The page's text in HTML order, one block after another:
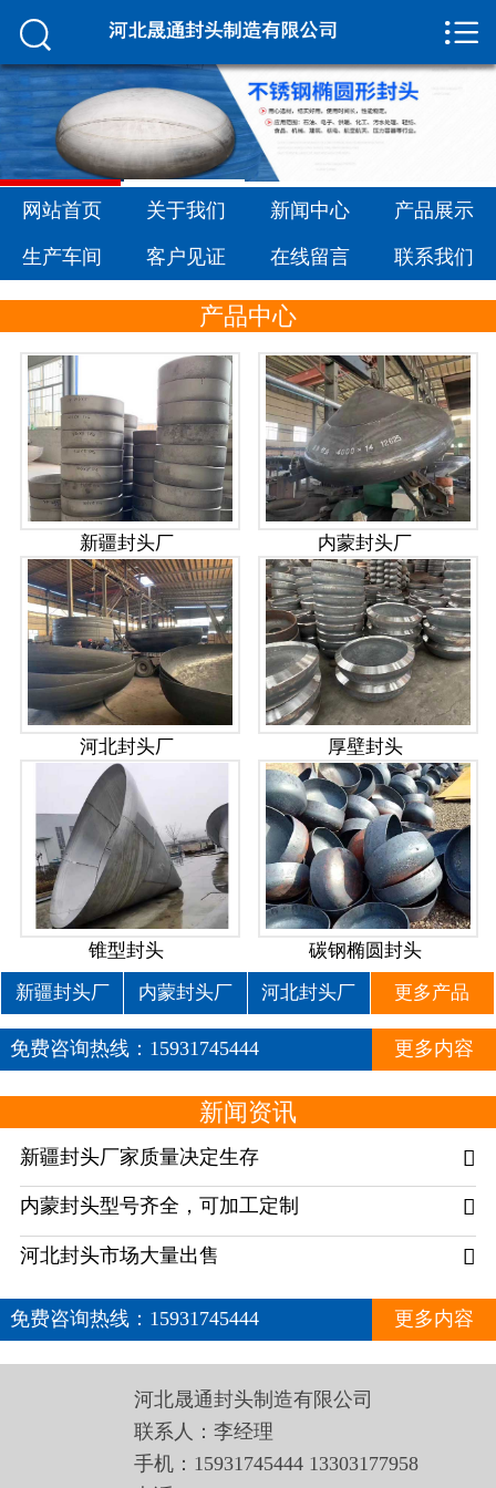

关于我们
新闻中心
产品展示
生产车间
在线留言
联系我们


网站首页 关于我们 新闻中心 产品展示
生产车间 客户见证 在线留言 联系我们
产品中心
新疆封头厂 内蒙封头厂
河北封头厂 厚壁封头
锥型封头 碳钢椭圆封头
新疆封头厂 内蒙封头厂 河北封头厂 更多产品
免费咨询热线： 15931745444
更多内容
新闻资讯
新疆封头厂家质量决定生存 
内蒙封头型号齐全，可加工定制 
河北封头市场大量出售 
免费咨询热线： 15931745444
13303177958
更多内容
河北晟通封头制造有限公司
联系人：李经理
手机：15931745444 13303177958